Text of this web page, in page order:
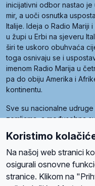
inicijativni odbor nastao
mir, a uoči osnutka
Italije. Ideja o Radio Mariji
u župi u Erbi na sjeveru
širi te uskoro obuhvaća
toga osnivaju se i
imenom Radio Marija u
pa do obiju Amerika i
kontinentu.
Sve su nacionalne
zemljama, a međusobna
Radio Maria). Svjetsku
kojima je i hrvatska
Koristimo
Na našoj web stranici
osigurali osnovne
stranice. Klikom na